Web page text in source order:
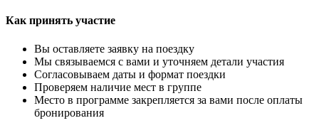
Как принять участие
Вы оставляете заявку на поездку
Мы связываемся с вами и уточняем детали участия
Согласовываем даты и формат поездки
Проверяем наличие мест в группе
Место в программе закрепляется за вами после оплаты
бронирования